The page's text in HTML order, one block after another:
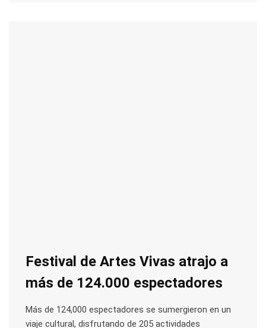
Festival de Artes Vivas atrajo a
más de 124.000 espectadores
Más de 124,000 espectadores se sumergieron en un
viaje cultural, disfrutando de 205 actividades